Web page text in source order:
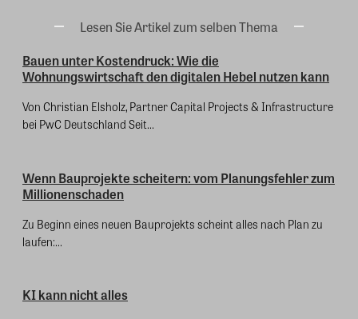
Lesen Sie Artikel zum selben Thema
Bauen unter Kostendruck: Wie die
Wohnungswirtschaft den digitalen Hebel nutzen kann
Von Christian Elsholz, Partner Capital Projects & Infrastructure
bei PwC Deutschland Seit...
Wenn Bauprojekte scheitern: vom Planungsfehler zum
Millionenschaden
Zu Beginn eines neuen Bauprojekts scheint alles nach Plan zu
laufen:...
KI kann nicht alles